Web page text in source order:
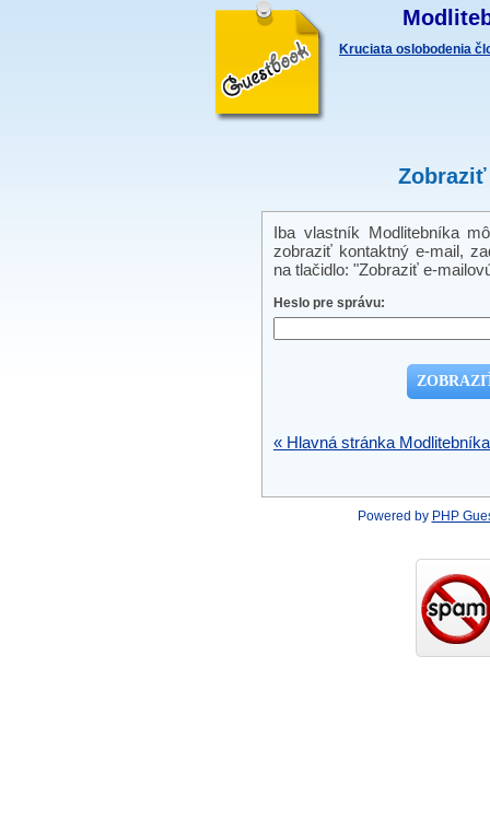
Kruciata oslobodenia
Iba vlastník Modlitebníka
zobraziť kontaktný e-mail,
na tlačidlo: "Zobraziť e-
Heslo pre správu:
« Hlavná stránka Modlitebníka
Powered by PHP